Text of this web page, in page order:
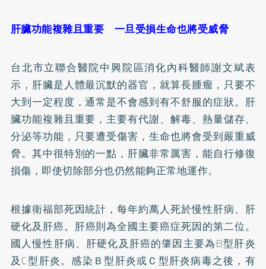
肝臟功能複雜且重要 一旦受損生命也將受威脅
台北市立聯合醫院中興院區消化內科醫師謝文斌表
示，肝臟是人體最沉默的器官，就算長腫瘤，只要不
大到一定程度，通常是不會感到有不舒服的症狀。肝
臟功能複雜且重要，主要有代謝、解毒、熱量儲存、
分泌等功能，只要遭受傷害，生命也將會受到嚴重威
脅。其中很特別的一點，肝臟非常厲害，能自行修復
損傷，即使切除部分也仍然能夠正常地運作。
根據衛福部死因統計，每年約萬人死於慢性肝病、 肝
硬化及肝癌。肝癌則為全國主要癌症死因的第二位。
國人慢性肝病、肝硬化及肝癌的肇因主要為B型肝炎
及C型肝炎。感染Ｂ型肝炎或Ｃ型肝炎病毒之後，有